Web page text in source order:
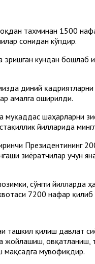
тахминан 1500
сонидан кўпдир.
эришган кундан
диний
амалга оширилди.
муқаддас шаҳарларни
йилларида
Президентининг
зиёратчилар учун
сўнгги йилларда
7200 нафар
қилиш давлат
жойлашиш, овқатланиш,
мақсадга мувофиқдир.